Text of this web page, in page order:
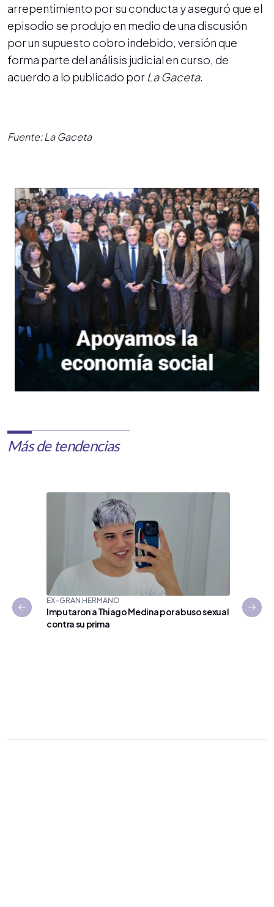
arrepentimiento por su conducta y aseguró que el
episodio se produjo en medio de una discusión
por un supuesto cobro indebido, versión que
forma parte del análisis judicial en curso, de
acuerdo a lo publicado por La Gaceta.
Fuente: La Gaceta
Más de tendencias
EX-GRAN HERMANO
Imputaron a Thiago Medina por abuso sexual
contra su prima
Previous slide Next